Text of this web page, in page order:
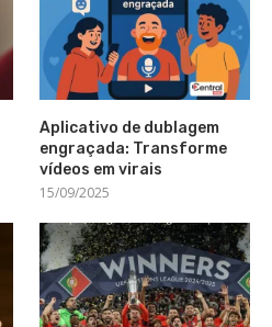
Aplicativo de dublagem
engraçada: Transforme
vídeos em virais
15/09/2025